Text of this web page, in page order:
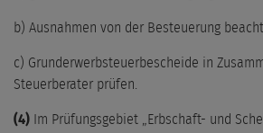
b) Ausnahmen von der Besteuerung
c) Grunderwerbsteuerbescheide in
Steuerberater prüfen.
(4) Im Prüfungsgebiet „Erbschaft- und